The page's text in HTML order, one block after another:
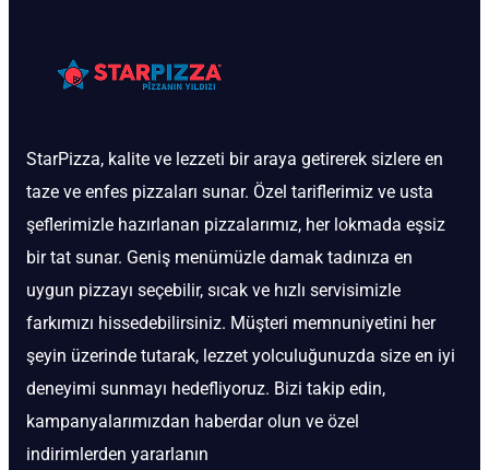
StarPizza, kalite ve lezzeti bir araya getirerek sizlere en
taze ve enfes pizzaları sunar. Özel tariflerimiz ve usta
şeflerimizle hazırlanan pizzalarımız, her lokmada eşsiz
bir tat sunar. Geniş menümüzle damak tadınıza en
uygun pizzayı seçebilir, sıcak ve hızlı servisimizle
farkımızı hissedebilirsiniz. Müşteri memnuniyetini her
şeyin üzerinde tutarak, lezzet yolculuğunuzda size en iyi
deneyimi sunmayı hedefliyoruz. Bizi takip edin,
kampanyalarımızdan haberdar olun ve özel
indirimlerden yararlanın